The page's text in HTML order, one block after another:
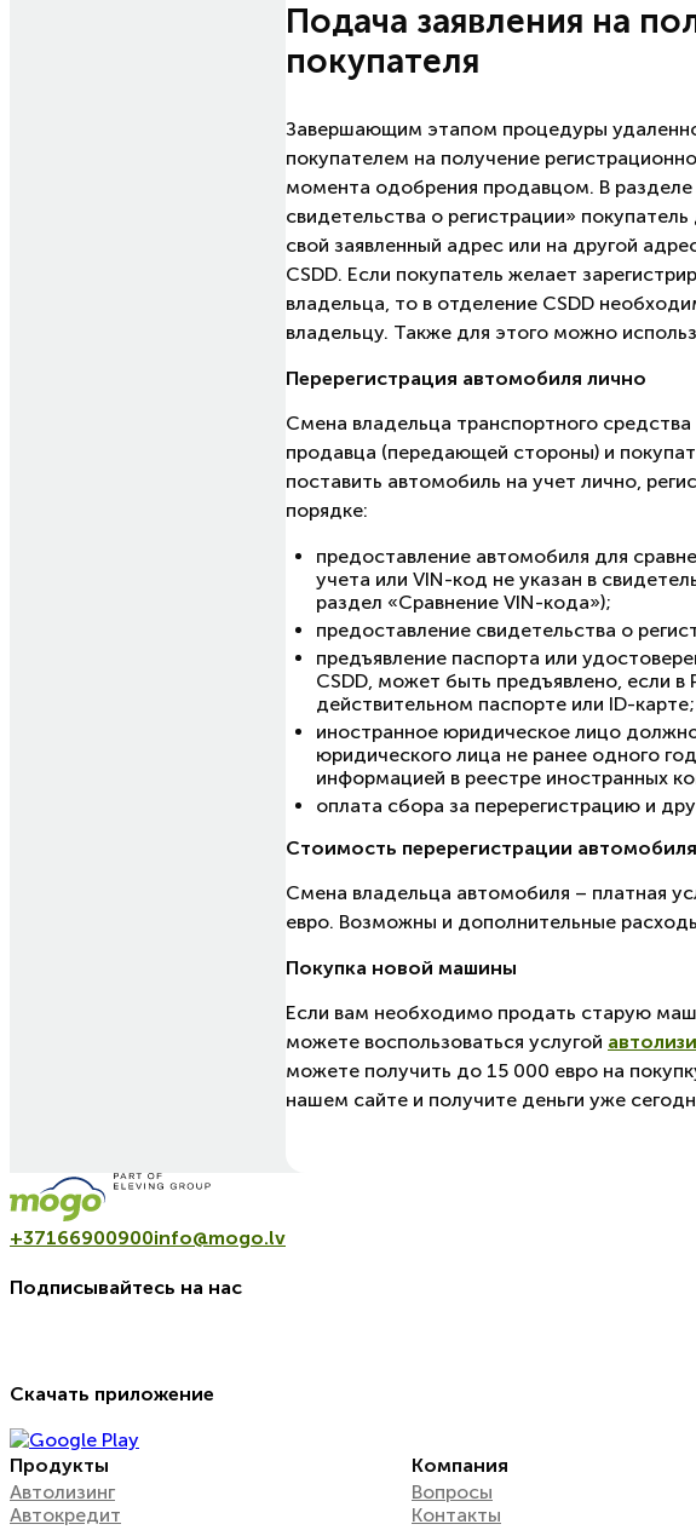
Подача заявления на
покупателя
Завершающим этапом процедуры
покупателем на получение
момента одобрения продавцом. В
свидетельства о регистрации»
свой заявленный адрес или на другой
CSDD. Если покупатель желает
владельца, то в отделение CSDD
владельцу. Также для этого можно
Перерегистрация автомобиля лично
Смена владельца транспортного
продавца (передающей стороны) и
поставить автомобиль на учет лично,
порядке:
предоставление автомобиля для
учета или VIN-код не указан в
раздел «Сравнение VIN-кода»);
предоставление свидетельства о
предъявление паспорта или
CSDD, может быть предъявлено, если
действительном паспорте или ID-карте;
иностранное юридическое лицо
юридического лица не ранее одного
информацией в реестре иностранных
оплата сбора за перерегистрацию и
Стоимость перерегистрации автомобиля
Смена владельца автомобиля – платная
евро. Возможны и дополнительные
Покупка новой машины
Если вам необходимо продать старую
можете воспользоваться услугой
можете получить до 15 000 евро на
нашем сайте и получите деньги уже
+37166900900info@mogo.lv
Подписывайтесь на нас
Скачать приложение
Продукты
Автолизинг
Автокредит
Компания
Вопросы
Контакты